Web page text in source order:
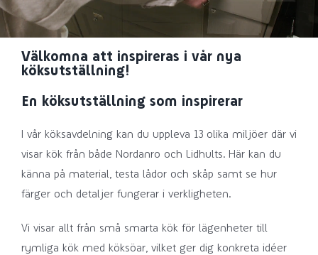
Välkomna att inspireras i vår nya
köksutställning!
En köksutställning som inspirerar
I vår köksavdelning kan du uppleva 13 olika miljöer där vi
visar kök från både Nordanro och Lidhults. Här kan du
känna på material, testa lådor och skåp samt se hur
färger och detaljer fungerar i verkligheten.
Vi visar allt från små smarta kök för lägenheter till
rymliga kök med köksöar, vilket ger dig konkreta idéer